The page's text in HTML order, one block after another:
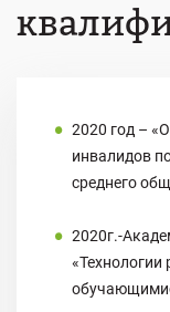
2020 год –
инвалидов
среднего
2020г.-